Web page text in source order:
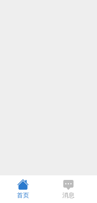
首页 消息